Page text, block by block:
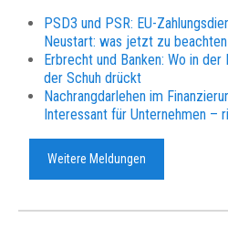
PSD3 und PSR: EU-
Neustart: was jetzt zu
Erbrecht und Banken: Wo in der
der Schuh drückt
Nachrangdarlehen im
Interessant für Unternehmen –
Weitere Meldungen